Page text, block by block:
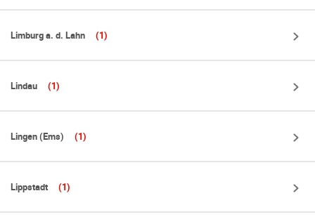
Limburg a. d. Lahn (1)
Lindau (1)
Lingen (Ems) (1)
Lippstadt (1)